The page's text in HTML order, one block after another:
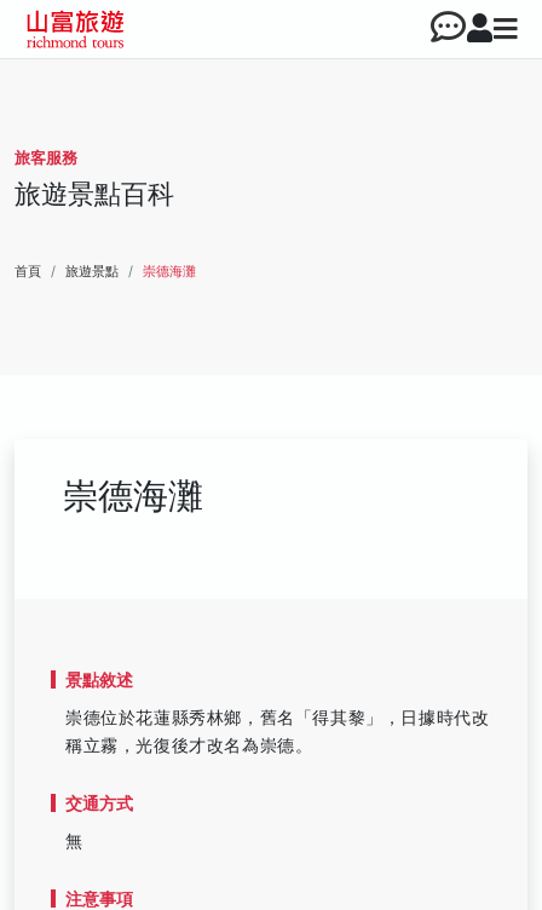
旅客服務
旅遊景點百科
首頁 旅遊景點 崇德海灘
崇德海灘
景點敘述
崇德位於花蓮縣秀林鄉，舊名「得其黎」，日據時代改
稱立霧，光復後才改名為崇德。
交通方式
無
注意事項